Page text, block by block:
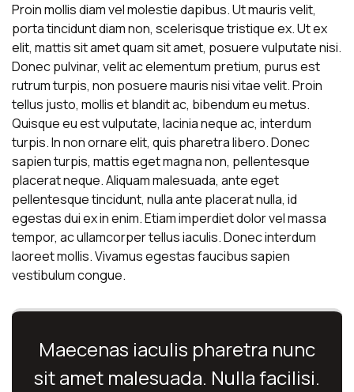
Proin mollis diam vel molestie dapibus. Ut mauris velit,
porta tincidunt diam non, scelerisque tristique ex. Ut ex
elit, mattis sit amet quam sit amet, posuere vulputate nisi.
Donec pulvinar, velit ac elementum pretium, purus est
rutrum turpis, non posuere mauris nisi vitae velit. Proin
tellus justo, mollis et blandit ac, bibendum eu metus.
Quisque eu est vulputate, lacinia neque ac, interdum
turpis. In non ornare elit, quis pharetra libero. Donec
sapien turpis, mattis eget magna non, pellentesque
placerat neque. Aliquam malesuada, ante eget
pellentesque tincidunt, nulla ante placerat nulla, id
egestas dui ex in enim. Etiam imperdiet dolor vel massa
tempor, ac ullamcorper tellus iaculis. Donec interdum
laoreet mollis. Vivamus egestas faucibus sapien
vestibulum congue.
Maecenas iaculis pharetra nunc
sit amet malesuada. Nulla facilisi.